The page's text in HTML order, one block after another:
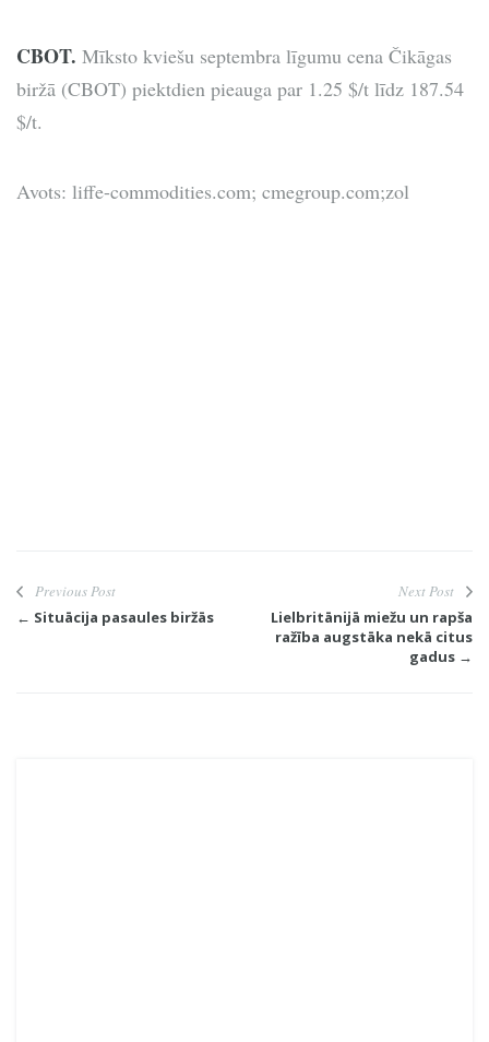
CBOT. Mīksto kviešu septembra līgumu cena Čikāgas
biržā (CBOT) piektdien pieauga par 1.25 $/t līdz 187.54
$/t.
Avots: liffe-commodities.com; cmegroup.com;zol
Previous Post
← Situācija pasaules biržās
Next Post
Lielbritānijā miežu un rapša
ražība augstāka nekā citus
gadus →